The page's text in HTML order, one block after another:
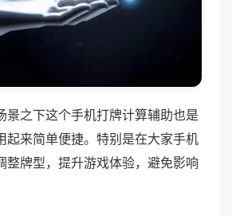
景之下这个手机打牌计算辅助也是
起来简单便捷。特别是在大家手机
整牌型，提升游戏体验，避免影响